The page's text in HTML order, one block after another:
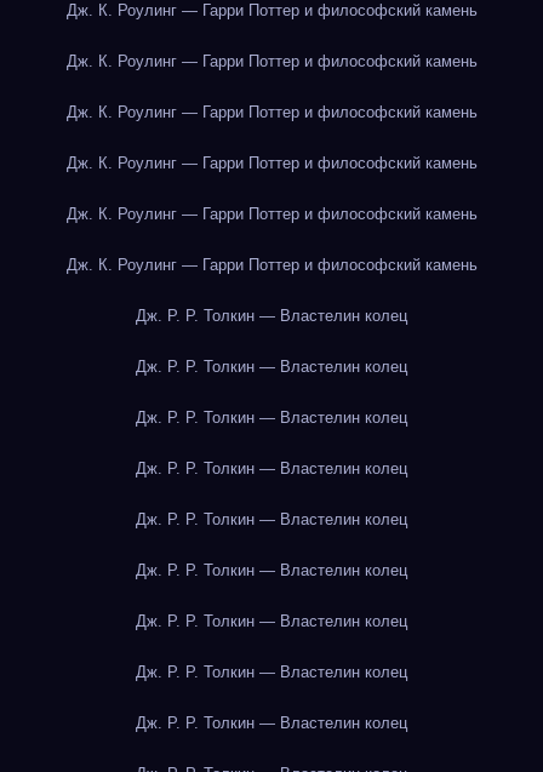
Дж. К. Роулинг — Гарри Поттер и философский камень
Дж. К. Роулинг — Гарри Поттер и философский камень
Дж. К. Роулинг — Гарри Поттер и философский камень
Дж. К. Роулинг — Гарри Поттер и философский камень
Дж. К. Роулинг — Гарри Поттер и философский камень
Дж. К. Роулинг — Гарри Поттер и философский камень
Дж. Р. Р. Толкин — Властелин колец
Дж. Р. Р. Толкин — Властелин колец
Дж. Р. Р. Толкин — Властелин колец
Дж. Р. Р. Толкин — Властелин колец
Дж. Р. Р. Толкин — Властелин колец
Дж. Р. Р. Толкин — Властелин колец
Дж. Р. Р. Толкин — Властелин колец
Дж. Р. Р. Толкин — Властелин колец
Дж. Р. Р. Толкин — Властелин колец